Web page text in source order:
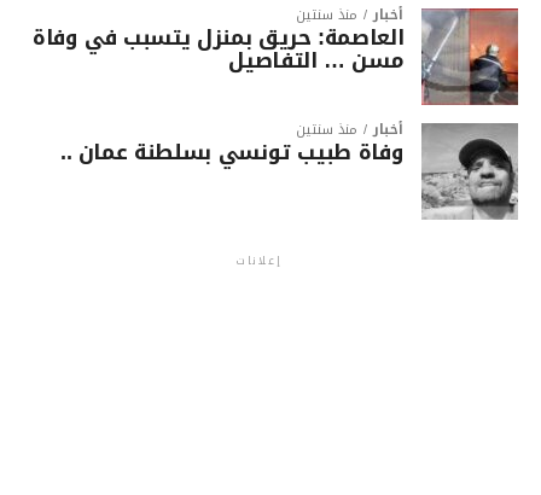
أخبار منذ سنتين
العاصمة: حريق بمنزل يتسبب في وفاة
مسن … التفاصيل
أخبار منذ سنتين
وفاة طبيب تونسي بسلطنة عمان ..
إعلانات